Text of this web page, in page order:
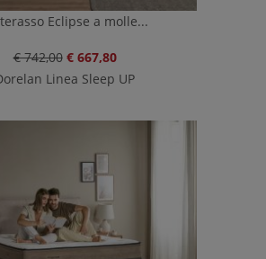
Eclipse a molle...
€ 742,00 € 667,80
Linea Sleep UP